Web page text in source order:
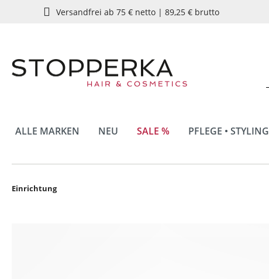
Zur Hauptnavigation springen
Versandfrei ab 75 € netto | 89,25 € brutto
ALLE MARKEN NEU SALE % PFLEGE • STYLING
Einrichtung